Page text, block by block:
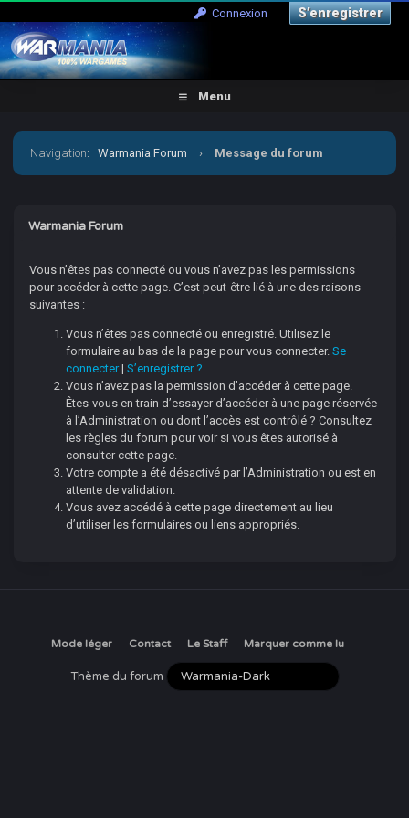
Connexion S’enregistrer
Menu
Navigation:Warmania Forum › Message du forum
Warmania Forum
Vous n’êtes pas connecté ou vous n’avez pas les permissions
pour accéder à cette page. C’est peut-être lié à une des raisons
suivantes :
Vous n’êtes pas connecté ou enregistré. Utilisez le
formulaire au bas de la page pour vous connecter.Se
connecter|S’enregistrer ?
Vous n’avez pas la permission d’accéder à cette page.
Êtes-vous en train d’essayer d’accéder à une page réservée
à l’Administration ou dont l’accès est contrôlé ? Consultez
les règles du forum pour voir si vous êtes autorisé à
consulter cette page.
Votre compte a été désactivé par l’Administration ou est en
attente de validation.
Vous avez accédé à cette page directement au lieu
d’utiliser les formulaires ou liens appropriés.
Mode léger Contact Le Staff Marquer comme lu
Thème du forum